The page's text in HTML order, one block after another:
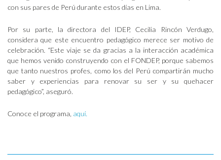
con sus pares de Perú durante estos días en Lima.
Por su parte, la directora del IDEP, Cecilia Rincón Verdugo,
considera que este encuentro pedagógico merece ser motivo de
celebración. “Este viaje se da gracias a la interacción académica
que hemos venido construyendo con el FONDEP, porque sabemos
que tanto nuestros profes, como los del Perú compartirán mucho
saber y experiencias para renovar su ser y su quehacer
pedagógico”, aseguró.
Conoce el programa, aquí.